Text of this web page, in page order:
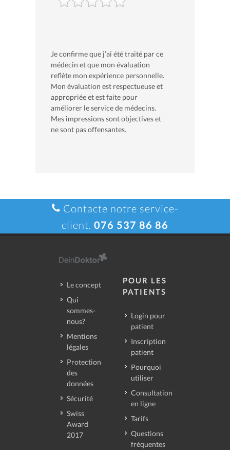
Je confirme que j’ai été traité par ce
médecin et que mon évaluation
reflète mon expérience personnelle.
Mon évaluation est respectueuse et
appropriée et est faite pour
améliorer le service de médecins.
Mes impressions sont objectives et
ne sont pas offensantes.
Contacte notre service-
client. 076 537 86 86
Le concept
Qui
sommes-
nous?
Mentions
légales
Protection
des
données
Sécurité
Swiss
Award
2017
POUR LES
PATIENTS
Login pour
patient
Inscription
patient
Pourquoi
utiliser
Consultation
en ligne
Tarifs
Questions
fréquentes